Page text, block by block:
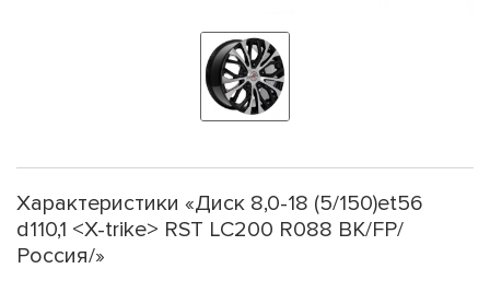
Характеристики «Диск 8,0-18 (5/150)et56
d110,1 <X-trike> RST LC200 R088 BK/FP/
Россия/»